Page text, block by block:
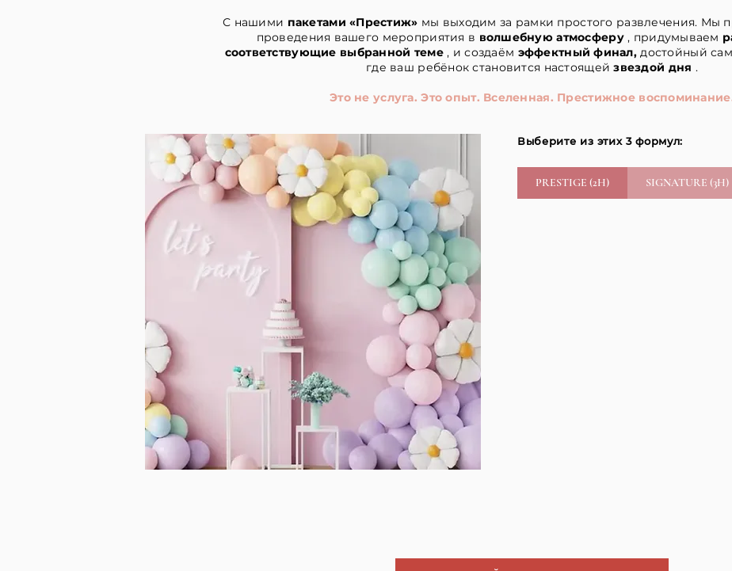
С нашими пакетами «Престиж» мы выходим за рамки простого развлечения. Мы
проведения вашего мероприятия в волшебную атмосферу, придумываем
соответствующие выбранной теме, и создаём эффектный финал, достойный
где ваш ребёнок становится настоящейзвездой дня .
Это не услуга. Это опыт. Вселенная. Престижное
Выберите из этих 3 формул:
PRESTIGE (2H) SIGNATURE (3H)